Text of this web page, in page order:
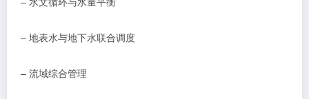
– 地表水与地下水联合调度
– 流域综合管理